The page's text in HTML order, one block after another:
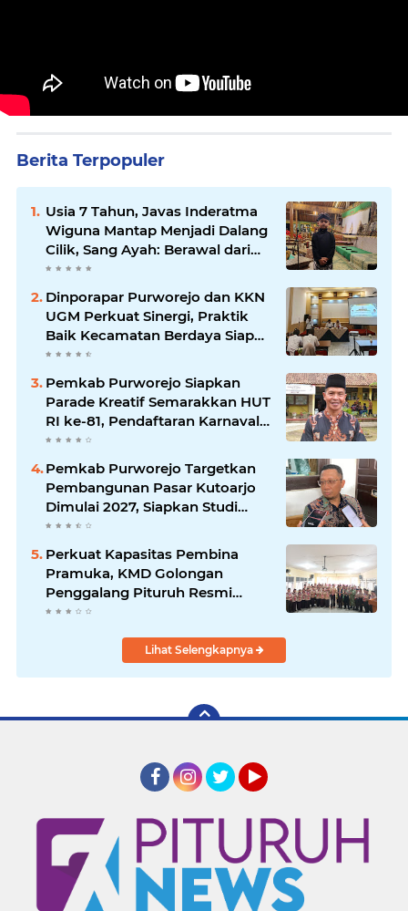
Berita Terpopuler
Usia 7 Tahun, Javas Inderatma
Wiguna Mantap Menjadi Dalang
Cilik, Sang Ayah: Berawal dari
Menonton Wayang di YouTube
Dinporapar Purworejo dan KKN
UGM Perkuat Sinergi, Praktik
Baik Kecamatan Berdaya Siap
Direplikasi
Pemkab Purworejo Siapkan
Parade Kreatif Semarakkan HUT
RI ke-81, Pendaftaran Karnaval
Resmi Dibuka
Pemkab Purworejo Targetkan
Pembangunan Pasar Kutoarjo
Dimulai 2027, Siapkan Studi
Kelayakan hingga DED
Perkuat Kapasitas Pembina
Pramuka, KMD Golongan
Penggalang Pituruh Resmi
Dimulai
Lihat Selengkapnya